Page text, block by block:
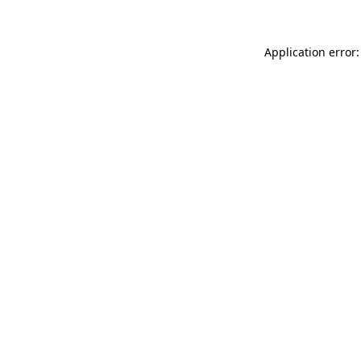
Application